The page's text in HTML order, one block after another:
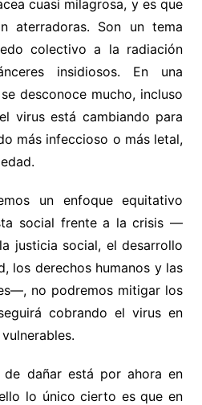
cuasi milagrosa, y es que
aterradoras. Son un tema
colectivo a la radiación
insidiosos. En una
desconoce mucho, incluso
virus está cambiando para
más infeccioso o más letal,
un enfoque equitativo
social frente a la crisis —
justicia social, el desarrollo
los derechos humanos y las
no podremos mitigar los
cobrando el virus en
dañar está por ahora en
lo único cierto es que en